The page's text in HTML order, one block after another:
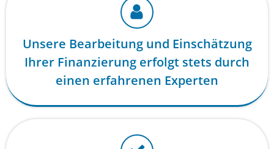
Unsere Bearbeitung und Einschätzung
Ihrer Finanzierung erfolgt stets durch
einen erfahrenen Experten